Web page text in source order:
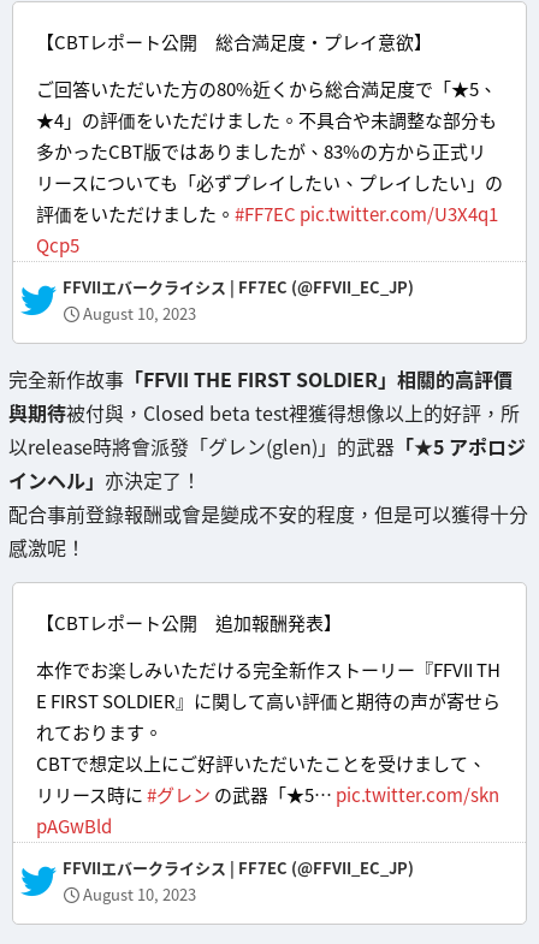
【CBTレポート公開 総合満足度・プレイ意欲】
ご回答いただいた方の80%近くから総合満足度で「★5、
★4」の評価をいただけました。不具合や未調整な部分も
多かったCBT版ではありましたが、83%の方から正式リ
リースについても「必ずプレイしたい、プレイしたい」の
評価をいただけました。 #FF7EC pic.twitter.com/U3X4q1
Qcp5
— FFVIIエバークライシス | FF7EC (@FFVII_EC_JP)
August 10, 2023
完全新作故事 「FFVII THE FIRST SOLDIER」相關的高評價
與期待被付與，Closed beta test裡獲得想像以上的好評，所
以release時將會派發「グレン(glen)」的武器 「★5 アポロジ
インヘル」 亦決定了！
配合事前登錄報酬或會是變成不安的程度，但是可以獲得十分
感激呢！
【CBTレポート公開 追加報酬発表】
本作でお楽しみいただける完全新作ストーリー『FFVII TH
E FIRST SOLDIER』に関して高い評価と期待の声が寄せら
れております。
CBTで想定以上にご好評いただいたことを受けまして、
リリース時に#グレン の武器「★5… pic.twitter.com/skn
pAGwBld
— FFVIIエバークライシス | FF7EC (@FFVII_EC_JP)
August 10, 2023